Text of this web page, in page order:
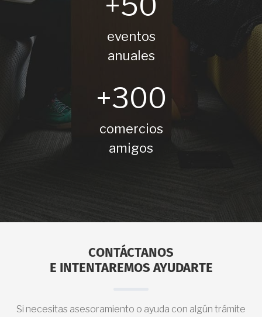
eventos
anuales
+300
comercios
amigos
CONTÁCTANOS
E INTENTAREMOS AYUDARTE
Si necesitas asesoramiento o ayuda con algún trámite